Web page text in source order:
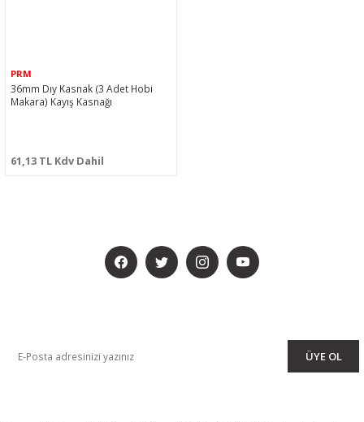
PRM
36mm Dıy Kasnak (3 Adet Hobi
Makara) Kayış Kasnağı
61,13 TL Kdv Dahil
ÜYE OL